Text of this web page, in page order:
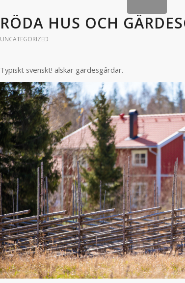
RÖDA HUS OCH
UNCATEGORIZED
Typiskt svenskt! älskar gärdesgårdar.